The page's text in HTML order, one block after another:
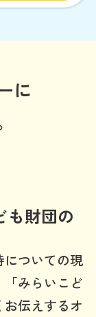
に
も財団の
ついての現
みらいこど
伝えするオ